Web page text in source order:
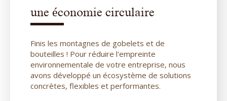
une économie circulaire
Finis les montagnes de gobelets et de
bouteilles ! Pour réduire l'empreinte
environnementale de votre entreprise, nous
avons développé un écosystème de solutions
concrètes, flexibles et performantes.